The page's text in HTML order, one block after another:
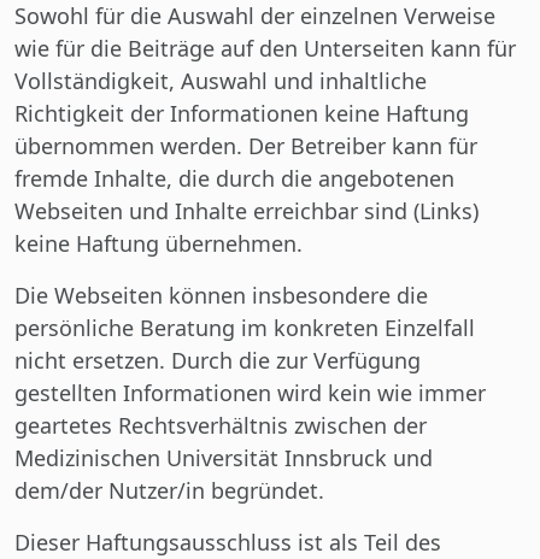
Sowohl für die Auswahl der einzelnen Verweise
wie für die Beiträge auf den Unterseiten kann für
Vollständigkeit, Auswahl und inhaltliche
Richtigkeit der Informationen keine Haftung
übernommen werden. Der Betreiber kann für
fremde Inhalte, die durch die angebotenen
Webseiten und Inhalte erreichbar sind (Links)
keine Haftung übernehmen.
Die Webseiten können insbesondere die
persönliche Beratung im konkreten Einzelfall
nicht ersetzen. Durch die zur Verfügung
gestellten Informationen wird kein wie immer
geartetes Rechtsverhältnis zwischen der
Medizinischen Universität Innsbruck und
dem/der Nutzer/in begründet.
Dieser Haftungsausschluss ist als Teil des